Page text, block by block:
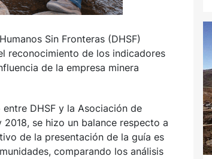
Sin Fronteras (DHSF)
reconocimiento de los indicadores
de la empresa minera
DHSF y la Asociación de
se hizo un balance respecto a
de la presentación de la guía es
comparando los análisis